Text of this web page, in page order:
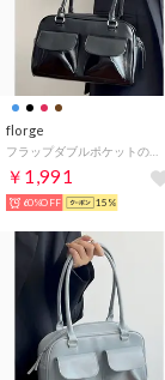
florge
フラップダブルポケットのレザータッチボストンバッグ/トートバッグ （ブラック）
￥1,991
60%OFF 15%